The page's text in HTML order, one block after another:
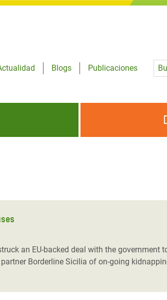
Blogs
Publicaciones
an EU-backed deal with the government
Borderline Sicilia of on-going